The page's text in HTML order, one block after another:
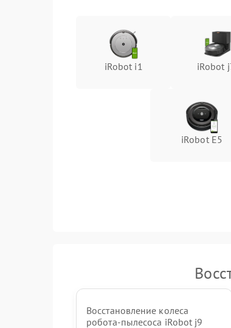
iRobot i1 iRobot
iRobot E5
Восстановление колеса
робота-пылесоса iRobot j9